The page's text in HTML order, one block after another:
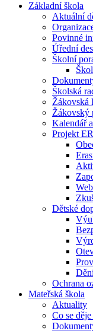
Základní škola
Aktuální
Povinné
Úřední
Školní
Školská
Žákovská
Žákovský
Kalendář
Projekt
Dětské
Ochrana
Mateřská škola
Aktuality
Co se